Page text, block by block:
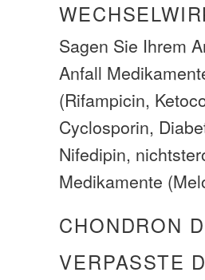
Sagen Sie Ihrem
Anfall
(Rifampicin,
Cyclosporin,
Nifedipin,
Medikamente
CHONDRON
VERPASSTE